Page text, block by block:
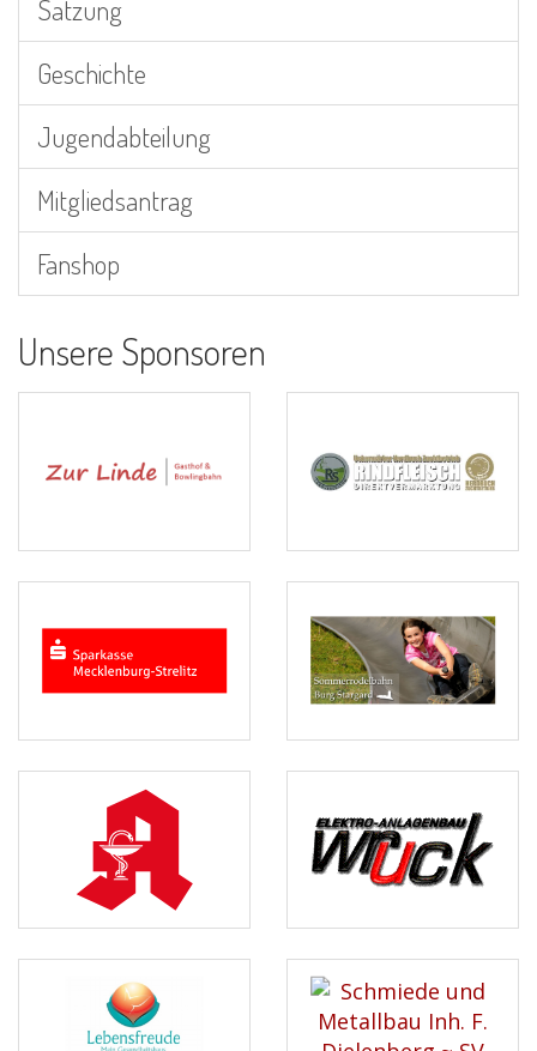
Satzung
Geschichte
Jugendabteilung
Mitgliedsantrag
Fanshop
Unsere Sponsoren